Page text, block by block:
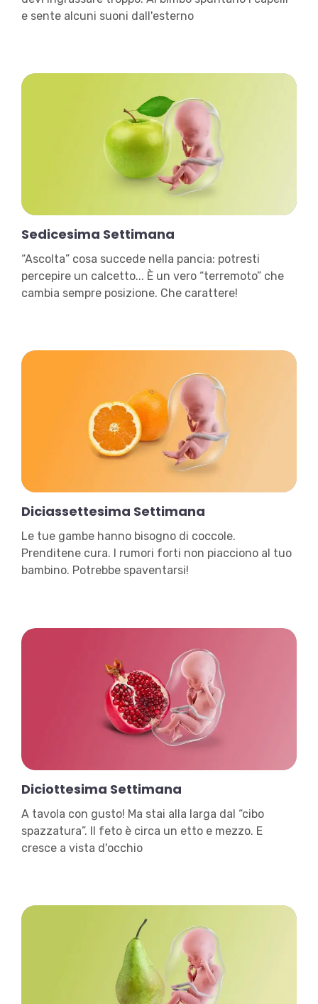
e sente alcuni suoni dall'esterno
Sedicesima Settimana
“Ascolta” cosa succede nella pancia: potresti
percepire un calcetto... È un vero “terremoto” che
cambia sempre posizione. Che carattere!
Diciassettesima Settimana
Le tue gambe hanno bisogno di coccole.
Prenditene cura. I rumori forti non piacciono al tuo
bambino. Potrebbe spaventarsi!
Diciottesima Settimana
A tavola con gusto! Ma stai alla larga dal “cibo
spazzatura”. Il feto è circa un etto e mezzo. E
cresce a vista d'occhio